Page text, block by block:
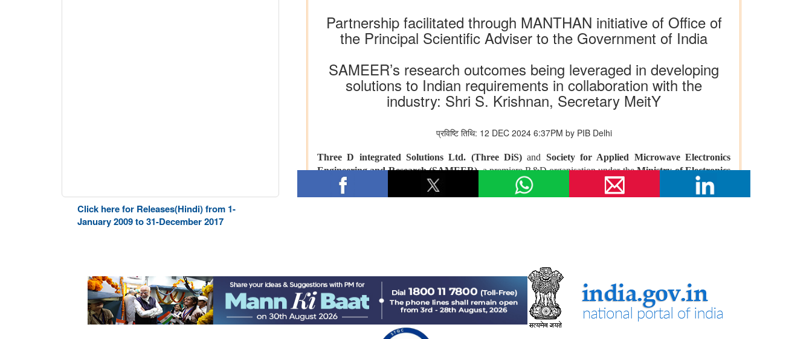
Click here for Releases(Hindi) from 1-
January 2009 to 31-December 2017